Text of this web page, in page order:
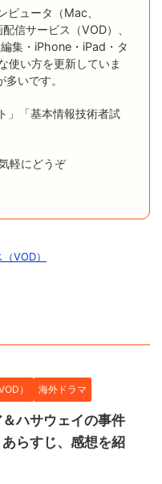
ピュータ（Mac、
信サービス（VOD）、
集・iPhone・iPad・タ
使い方を更新していま
いです。
」「基本情報技術者試
軽にどうぞ
VOD）
） 海外ドラマ
ハサウェイの事件
らすじ、感想を紹